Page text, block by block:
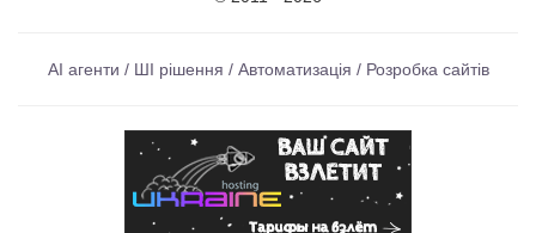
AI агенти / ШІ рішення / Автоматизація / Розробка сайтів